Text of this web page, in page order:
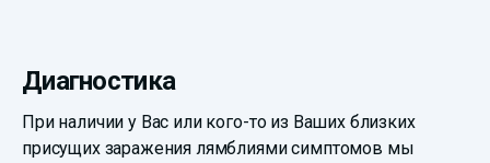
Диагностика
При наличии у Вас или кого-то из Ваших близких
присущих заражения лямблиями симптомов мы